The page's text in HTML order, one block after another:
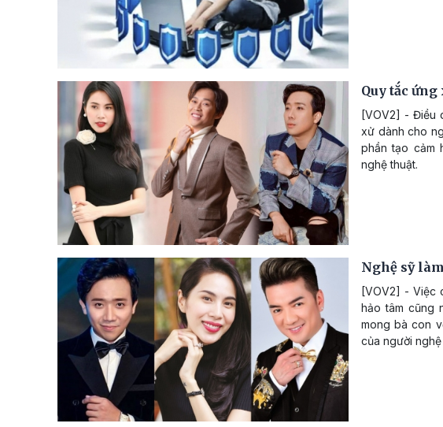
Quy tắc
[VOV2] - Điều
xử dành cho
phần tạo cảm
nghệ thuật.
Nghệ sỹ
[VOV2] - Việc
hảo tâm cũng
mong bà con
của người nghệ